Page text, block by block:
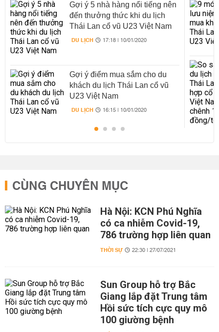
Gợi ý 5 nhà hàng nổi tiếng nên
đến thưởng thức khi du lịch
Thái Lan cổ vũ U23 Việt Nam
DU LỊCH 17:18 | 10/01/2020
Gợi ý điểm mua sắm cho du
khách du lịch Thái Lan cổ vũ
U23 Việt Nam
DU LỊCH 16:15 | 10/01/2020
CÙNG CHUYÊN MỤC
Hà Nội: KCN Phú Nghĩa
có ca nhiễm Covid-19,
786 trường hợp liên quan
THỜI SỰ 22:30 | 27/07/2021
Sun Group hỗ trợ Bắc
Giang lắp đặt Trung tâm
Hồi sức tích cực quy mô
100 giường bệnh